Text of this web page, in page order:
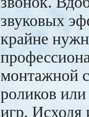
звуковых
крайне
монтажной
роликов
игр. Исходя